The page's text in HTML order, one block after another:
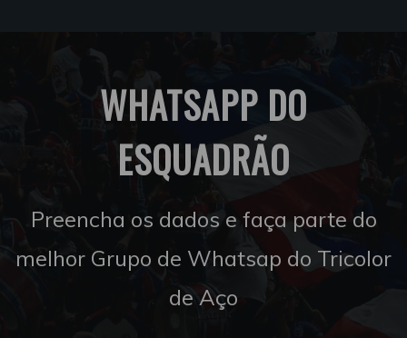
WHATSAPP DO
ESQUADRÃO
Preencha os dados e faça parte do
melhor Grupo de Whatsap do Tricolor
de Aço